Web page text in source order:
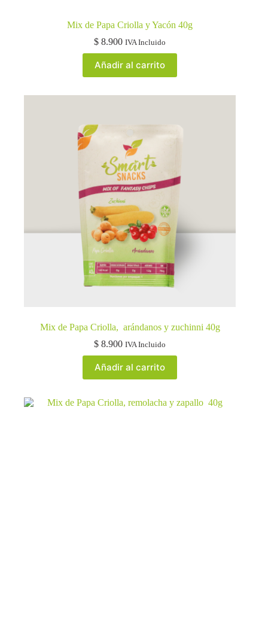
Mix de Papa Criolla y Yacón 40g
$ 8.900 IVA Incluido
Añadir al carrito
Mix de Papa Criolla, arándanos y zuchinni 40g
$ 8.900 IVA Incluido
Añadir al carrito